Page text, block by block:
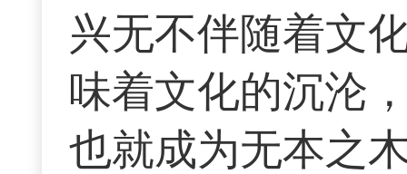
兴无不伴随着文
味着文化的沉沦
也就成为无本之